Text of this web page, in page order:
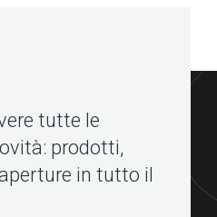
tutte le
prodotti,
in tutto il